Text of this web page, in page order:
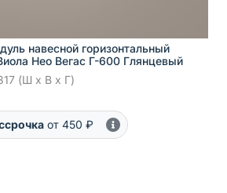
навесной горизонтальный
Нео Вегас Г-600 Глянцевый
(Ш x В x Г)
от 450 ₽